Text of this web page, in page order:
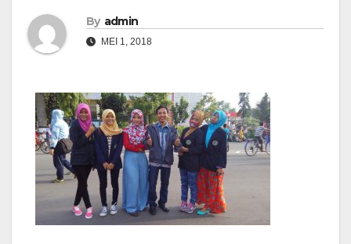
By admin
MEI 1, 2018